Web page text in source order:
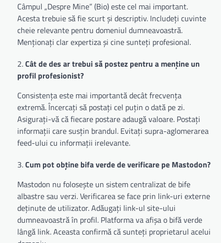
Câmpul „Despre Mine” (Bio) este cel mai important.
Acesta trebuie să fie scurt și descriptiv. Includeți cuvinte
cheie relevante pentru domeniul dumneavoastră.
Menționați clar expertiza și cine sunteți profesional.
Cât de des ar trebui să postez pentru a menține un
profil profesionist?
Consistența este mai importantă decât frecvența
extremă. Încercați să postați cel puțin o dată pe zi.
Asigurați-vă că fiecare postare adaugă valoare. Postați
informații care susțin brandul. Evitați supra-aglomerarea
feed-ului cu informații irelevante.
Cum pot obține bifa verde de verificare pe Mastodon?
Mastodon nu folosește un sistem centralizat de bife
albastre sau verzi. Verificarea se face prin link-uri externe
deținute de utilizator. Adăugați link-ul site-ului
dumneavoastră în profil. Platforma va afișa o bifă verde
lângă link. Aceasta confirmă că sunteți proprietarul acelui